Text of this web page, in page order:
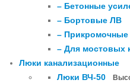
– Бетонные
– Бортовые ЛВ
–
– Для мостовых
Люки канализационные
Люки ВЧ-50